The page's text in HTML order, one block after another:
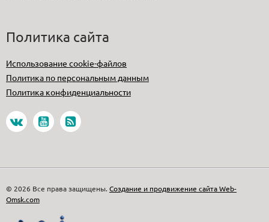
Политика сайта
Использование cookie-файлов
Политика по персональным данным
Политика конфиденциальности
© 2026 Все права защищены. Создание и продвижение сайта Web-
Omsk.com